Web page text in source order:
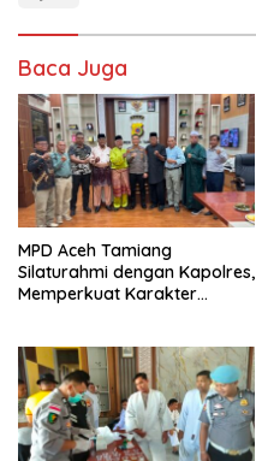
Baca Juga
MPD Aceh Tamiang
Silaturahmi dengan Kapolres,
Memperkuat Karakter